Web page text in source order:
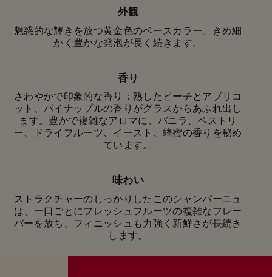
す。 100を超えるクリュ（村）から集めたブドウ
で、シャルドネのもつエレガンスさとミネラル感、
ピノ・ムニエのもつフルーティさが、ピノ・ノワー
ルの力強さやストラクチャーとほどよいバランスを
ク樽で熟成され、一層香り豊かな複雑さを生み出し
ています。
記念日のお祝いや、友人とのちょっとした集まり
に、マム グラン コルドンの抜群にフレッシュな味
わいが、記憶に残る大切な時間をさらに輝かしいも
のにしてくれます。
外観
魅惑的な輝きを放つ黄金色のベースカラー。きめ細
かく豊かな発泡が長く続きます。
香り
さわやかで印象的な香り：熟したピーチとアプリコ
ット、パイナップルの香りがグラスからあふれ出し
ます。豊かで複雑なアロマに、バニラ、ペストリ
ー、ドライフルーツ、イースト、蜂蜜の香りを秘め
ています。
味わい
ストラクチャーのしっかりしたこのシャンパーニュ
は、一口ごとにフレッシュフルーツの複雑なフレー
バーを放ち、フィニッシュも力強く新鮮さが長続き
します。